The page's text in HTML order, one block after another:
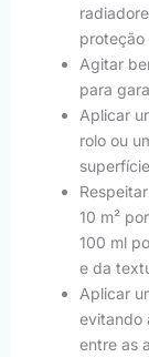
proteção
Agitar
para
Aplicar
rolo ou
10 m²
100 ml
e da
Aplicar
evitando
entre as